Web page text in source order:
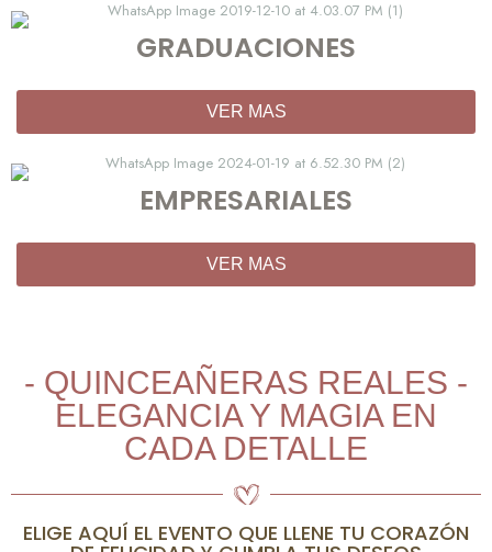
GRADUACIONES
VER MAS
EMPRESARIALES
VER MAS
- QUINCEAÑERAS REALES -
ELEGANCIA Y MAGIA EN
CADA DETALLE
ELIGE AQUÍ EL EVENTO QUE LLENE TU CORAZÓN